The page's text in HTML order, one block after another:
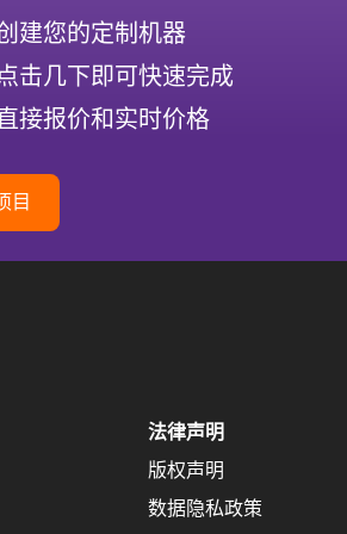
建您的定制机器
击几下即可快速完成
接报价和实时价格
目
法律声明
版权声明
数据隐私政策